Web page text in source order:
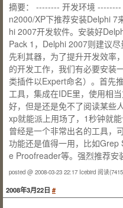
摘要： -------- 开发环境
n2000/XP下推荐安装Delphi 7
hi 2007开发软件。安装好
Pack 1，Delphi 2007则建议
先利其器，为了提升开发效率
的开发工作，我们有必要安装
类插件以Expert命名）。首先
工具，集成在IDE里，使用相
好，但是还是免不了阅读某些
xp就能派上用场了，1秒钟就
曾经是一个非常出名的工具，
功能还是值得一用，比如
e Proofreader等。强烈推荐安
posted @ 2008-03-23 22:17 Icebird 阅读
2008年3月22日 #